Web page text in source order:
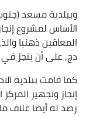
وببلدية مسعد
الأساس لمشروع
دج, على أن ينجز في آجال
كما قامت ببلدية
إنجاز وتجهيز
رصد له أيضا غلاف مالي بقيمة